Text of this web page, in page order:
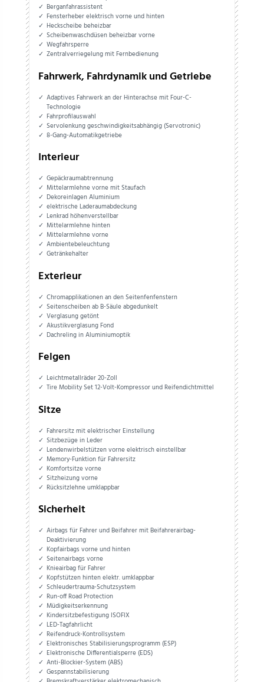
Berganfahrassistent
Fensterheber elektrisch vorne und hinten
Heckscheibe beheizbar
Scheibenwaschdüsen beheizbar vorne
Wegfahrsperre
Zentralverriegelung mit Fernbedienung
Fahrwerk, Fahrdynamik und Getriebe
Adaptives Fahrwerk an der Hinterachse mit Four-C-
Technologie
Fahrprofilauswahl
Servolenkung geschwindigkeitsabhängig (Servotronic)
8-Gang-Automatikgetriebe
Interieur
Gepäckraumabtrennung
Mittelarmlehne vorne mit Staufach
Dekoreinlagen Aluminium
elektrische Laderaumabdeckung
Lenkrad höhenverstellbar
Mittelarmlehne hinten
Mittelarmlehne vorne
Ambientebeleuchtung
Getränkehalter
Exterieur
Chromapplikationen an den Seitenfenfenstern
Seitenscheiben ab B-Säule abgedunkelt
Verglasung getönt
Akustikverglasung Fond
Dachreling in Aluminiumoptik
Felgen
Leichtmetallräder 20-Zoll
Tire Mobility Set 12-Volt-Kompressor und Reifendichtmittel
Sitze
Fahrersitz mit elektrischer Einstellung
Sitzbezüge in Leder
Lendenwirbelstützen vorne elektrisch einstellbar
Memory-Funktion für Fahrersitz
Komfortsitze vorne
Sitzheizung vorne
Rücksitzlehne umklappbar
Sicherheit
Airbags für Fahrer und Beifahrer mit Beifahrerairbag-
Deaktivierung
Kopfairbags vorne und hinten
Seitenairbags vorne
Knieairbag für Fahrer
Kopfstützen hinten elektr. umklappbar
Schleudertrauma-Schutzsystem
Run-off Road Protection
Müdigkeitserkennung
Kindersitzbefestigung ISOFIX
LED-Tagfahrlicht
Reifendruck-Kontrollsystem
Elektronisches Stabilisierungsprogramm (ESP)
Elektronische Differentialsperre (EDS)
Anti-Blockier-System (ABS)
Gespannstabilisierung